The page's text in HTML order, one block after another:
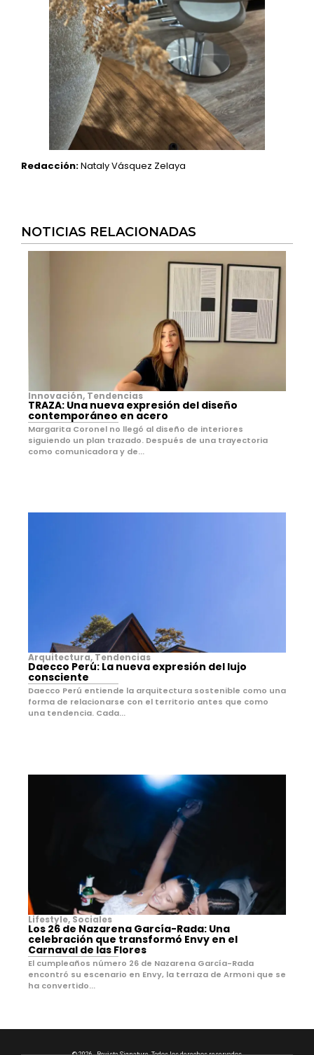
Redacción:Nataly Vásquez Zelaya
NOTICIAS RELACIONADAS
Innovación, Tendencias
TRAZA: Una nueva expresión del diseño
contemporáneo en acero
Margarita Coronel no llegó al diseño de interiores
siguiendo un plan trazado. Después de una trayectoria
como comunicadora y de...
Arquitectura, Tendencias
Daecco Perú: La nueva expresión del lujo
consciente
Daecco Perú entiende la arquitectura sostenible como una
forma de relacionarse con el territorio antes que como
una tendencia. Cada...
Lifestyle, Sociales
Los 26 de Nazarena García-Rada: Una
celebración que transformó Envy en el
Carnaval de las Flores
El cumpleaños número 26 de Nazarena García-Rada
encontró su escenario en Envy, la terraza de Armoni que se
ha convertido...